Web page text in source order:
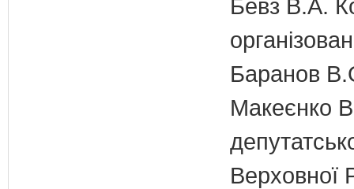
Бевз В.А.
Баранов
Макеєнко
Верховної